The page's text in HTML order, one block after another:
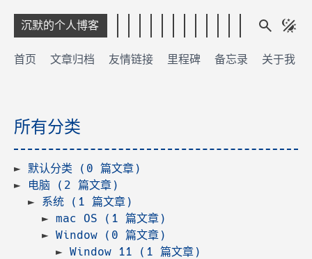
沉默的个人博客
首页 文章归档 友情链接 里程碑 备忘录 关于我
所有分类
默认分类 (0 篇文章)
电脑 (2 篇文章)
系统 (1 篇文章)
mac OS (1 篇文章)
Window (0 篇文章)
Window 11 (1 篇文章)